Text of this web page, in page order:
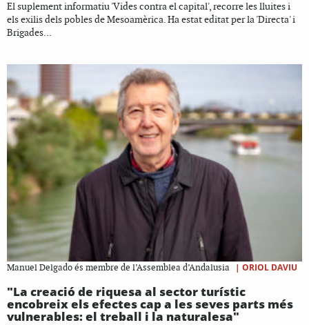
El suplement informatiu 'Vides contra el capital', recorre les lluites i
els exilis dels pobles de Mesoamèrica. Ha estat editat per la 'Directa' i
Brigades...
Manuel Delgado és membre de l’Assemblea d’Andalusia | ORIOL DAVIU
"La creació de riquesa al sector turístic
encobreix els efectes cap a les seves parts més
vulnerables: el treball i la naturalesa"